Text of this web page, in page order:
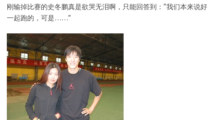
刚输掉比赛的史冬鹏真是欲哭无泪啊，只能回答到：“我们本来说好
一起跑的，可是……”